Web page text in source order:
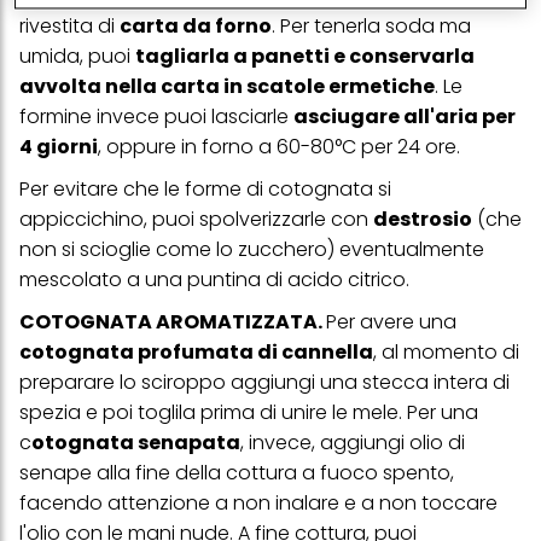
rivestita di carta da forno. Per tenerla soda ma
umida, puoi tagliarla a panetti e conservarla
avvolta nella carta in scatole ermetiche. Le
formine invece puoi lasciarle asciugare all'aria per
4 giorni, oppure in forno a 60-80°C per 24 ore.
Per evitare che le forme di cotognata si
appiccichino, puoi spolverizzarle con destrosio (che
non si scioglie come lo zucchero) eventualmente
mescolato a una puntina di acido citrico.
COTOGNATA AROMATIZZATA.Per avere una
cotognata profumata di cannella, al momento di
preparare lo sciroppo aggiungi una stecca intera di
spezia e poi toglila prima di unire le mele. Per una
cotognata senapata, invece, aggiungi olio di
senape alla fine della cottura a fuoco spento,
facendo attenzione a non inalare e a non toccare
l'olio con le mani nude. A fine cottura, puoi
conservare le nostre informazioni sulle entità commerciali e
creare profili individuali su di te che potrebbero essere arricchiti
con dati ottenuti da terze parti e altri siti Web. Utilizziamo questi
profili per scopi di marketing personalizzato, in particolare per
visualizzare annunci pubblicitari che potrebbero interessarti
(basati, ad esempio, sui tuoi interessi identificati) su questo sito
web e altri media (di terzi) tramite i dispositivi assegnati a te o
alla tua famiglia, nonché per misurare e ottimizzare il successo
delle campagne pubblicitarie.
Puoi trovare maggiori informazioni sul trattamento dei tuoi dati
nella nostra Informativa sulla protezione dei dati collegata nel piè
di pagina (Sezione "Cookie, Pixel, Impronte digitali e tecnologie
simili"). Puoi revocare il tuo consenso in qualsiasi momento con
sezione "Impostazioni cookie" collegata nel piè di pagina. Per
ulteriori informazioni sui cookie utilizzati su questo sito Web, in
particolare sul loro periodo di conservazione, consultare le
informazioni dettagliate su ciascun cookie disponibili facendo
clic su "modifica" di seguito".
Se fai clic su "Modifica" potrai trovare maggiori informazioni sul
trattamento dei tuoi dati / sull'uso dei cookie e consentirli per uno o
più degli scopi sopra menzionati. Cliccando su "Accetta tutto",
acconsenti all'uso dei cookie e al trattamento dei tuoi dati
personali per tutte le finalità sopra indicate. Se fai clic su "Rifiuta",